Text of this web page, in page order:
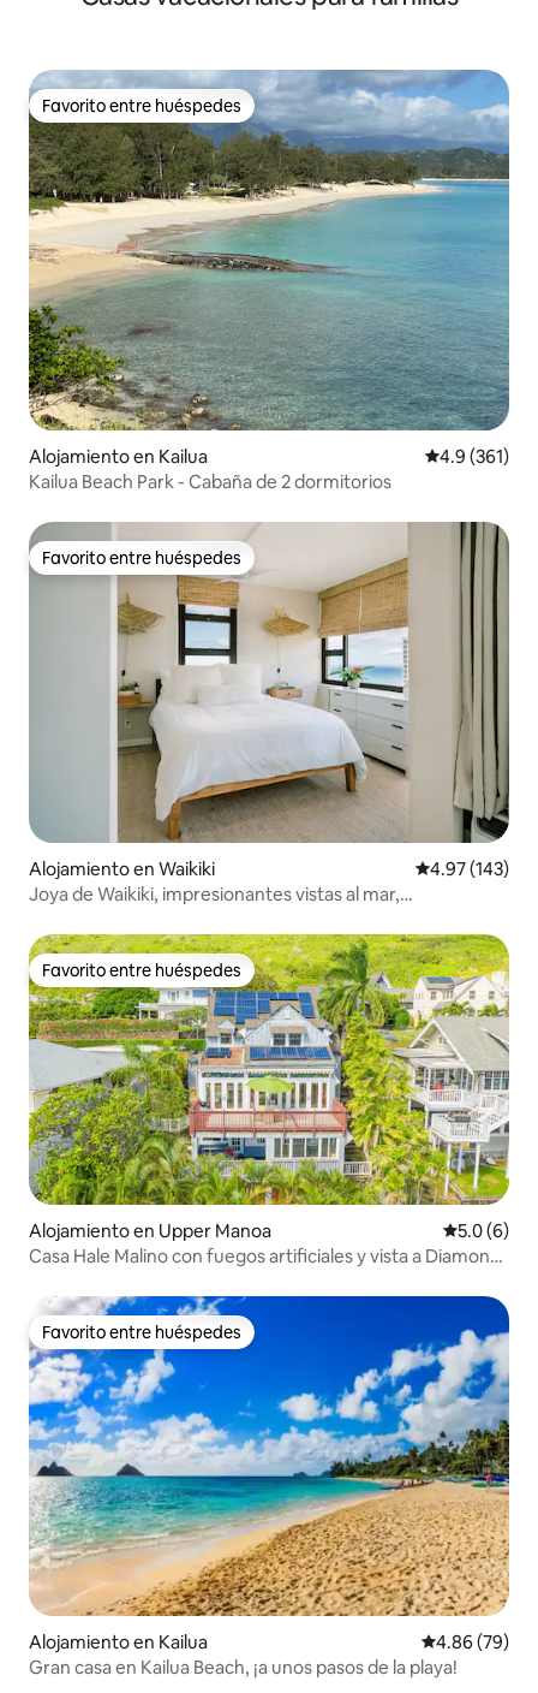
Favorito entre huéspedes
Favorito entre huéspedes
Alojamiento en Kailua Calificación
4.9 (361)
Kailua Beach Park - Cabaña de 2 dormitorios
Favorito entre huéspedes
Favorito entre huéspedes
Alojamiento en Waikiki Calificación
4.97 (143)
Joya de Waikiki, impresionantes vistas al mar,
Favorito entre huéspedes
Favorito entre huéspedes
Alojamiento en Upper Manoa
5.0 (6)
Casa Hale Malino con fuegos artificiales y vista a Diamond
Favorito entre huéspedes
Favorito entre huéspedes
Alojamiento en Kailua Calificación
4.86 (79)
Gran casa en Kailua Beach, ¡a unos pasos de la playa!